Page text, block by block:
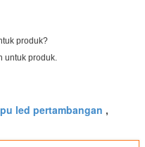
produk?
untuk produk.
led pertambangan ,